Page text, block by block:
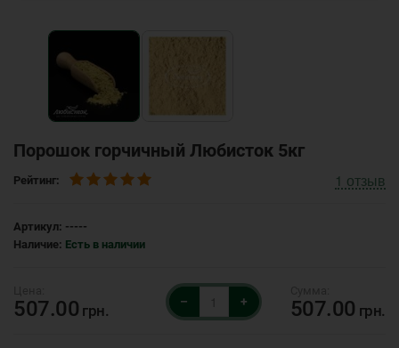
Порошок горчичный Любисток 5кг
Рейтинг: 1 отзыв
Артикул: -----
Наличие: Есть в наличии
507.00 грн.
– + 507.00 грн.